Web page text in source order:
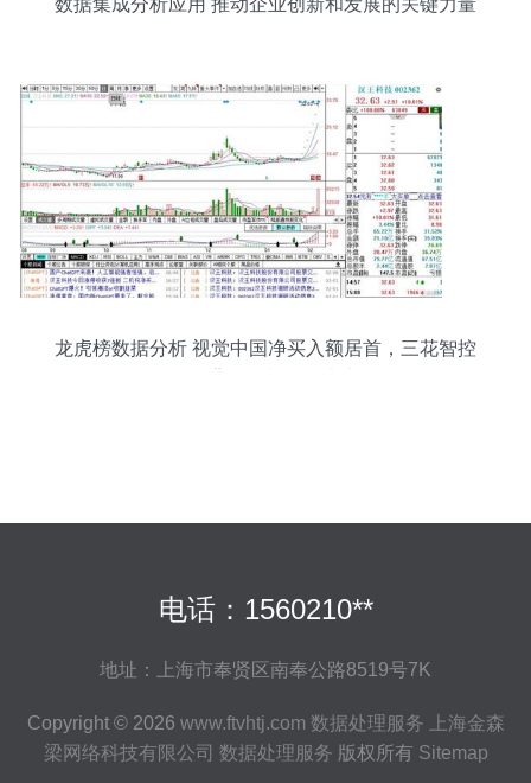
数据集成分析应用 推动企业创新和发展的关键力量
龙虎榜数据分析 视觉中国净买入额居首，三花智控
电话：1560210**
地址：上海市奉贤区南奉公路8519号7K
Copyright © 2026 www.ftvhtj.com 数据处理服务
上海金森
梁网络科技有限公司 数据处理服务 版权所有 Sitemap